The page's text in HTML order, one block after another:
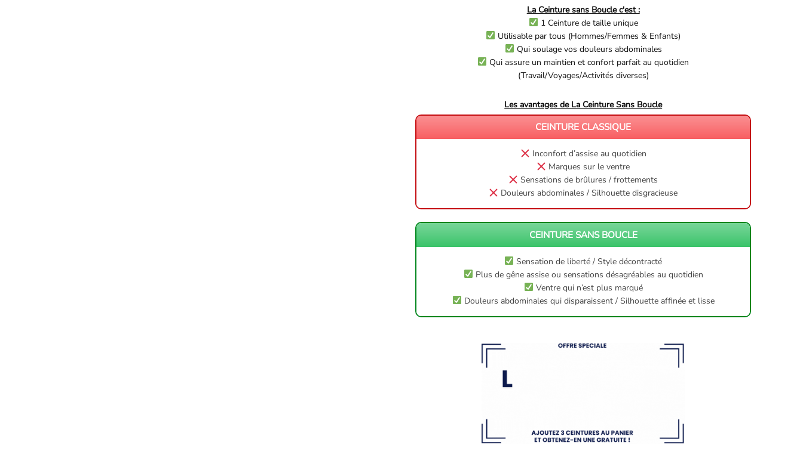
La Ceinture sans Boucle c'est :
1 Ceinture de taille unique
Utilisable par tous (Hommes/Femmes & Enfants)
Qui soulage vos douleurs abdominales
Qui assure un maintien et confort parfait au quotidien
(Travail/Voyages/Activités diverses)
Les avantages de La Ceinture Sans Boucle
CEINTURE CLASSIQUE
Inconfort d’assise au quotidien
Marques sur le ventre
Sensations de brûlures / frottements
Douleurs abdominales / Silhouette disgracieuse
CEINTURE SANS BOUCLE
Sensation de liberté / Style décontracté
Plus de gêne assise ou sensations désagréables au quotidien
Ventre qui n’est plus marqué
Douleurs abdominales qui disparaissent / Silhouette affinée et lisse